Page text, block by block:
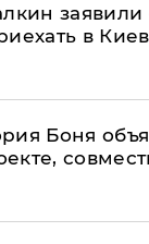
заявили
в
Боня